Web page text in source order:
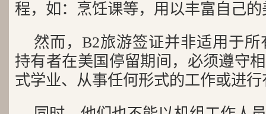
程，如：烹饪课等，用以丰富自己
然而，B2旅游签证并非适用于
持有者在美国停留期间，必须遵守
式学业、从事任何形式的工作或进